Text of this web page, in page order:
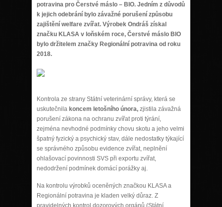
potravina pro Čerstvé máslo – BIO. Jedním z důvodů
k jejich odebrání bylo závažné porušení způsobu
zajištění welfare zvířat. Výrobek Ondráš získal
značku KLASA v loňském roce, Čerstvé máslo BIO
bylo držitelem značky Regionální potravina od roku
2018.
Kontrola ze strany Státní veterinární správy, která se
uskutečnila koncem letošního února, zjistila závažná
porušení zákona na ochranu zvířat proti týrání,
zejména nevhodné podmínky chovu skotu a jeho velmi
špatný fyzický a psychický stav, dále nedostatky týkající
se správného způsobu evidence zvířat, neplnění
ohlašovací povinnosti SVS při exportu zvířat,
nedodržení podmínek domácí porážky aj.
Na kontrolu výrobků oceněných značkou KLASA a
Regionální potravina je kladen velký důraz. Z
pravidelných kontrol dozorových orgánů (Státní